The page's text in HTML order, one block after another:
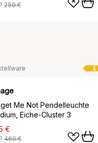
259 €
E
Me Not Pendelleuchte
Eiche-Cluster 3
€
469 €